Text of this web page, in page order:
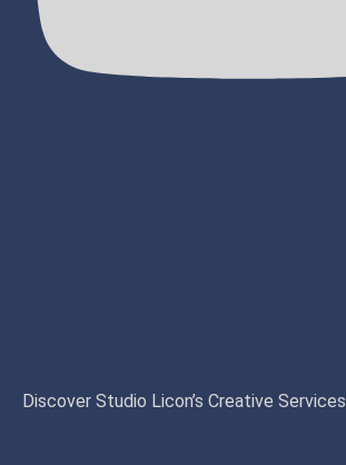
Discover Studio Licon’s Creative Services